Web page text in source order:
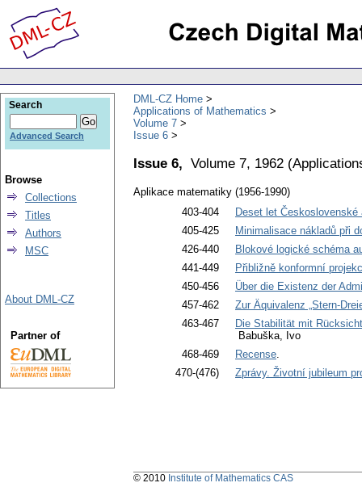
DML-CZ Home
Applications of Mathematics
Volume 7
Issue 6
Issue 6, Volume 7, 1962 (
Aplikace matematiky (1956-1990)
403-404
Deset let Československé
405-425
Minimalisace nákladů při
426-440
Blokové logické schéma
441-449
Přibližně konformní
450-456
Über die Existenz der
457-462
Zur Äquivalenz „Stern-
463-467
Die Stabilität mit
Babuška, Ivo
468-469
Recense.
470-(476)
Zprávy. Životní jubileum
Search
Advanced Search
Browse
Collections
Titles
Authors
MSC
About DML-CZ
Partner of
© 2010 Institute of Mathematics CAS